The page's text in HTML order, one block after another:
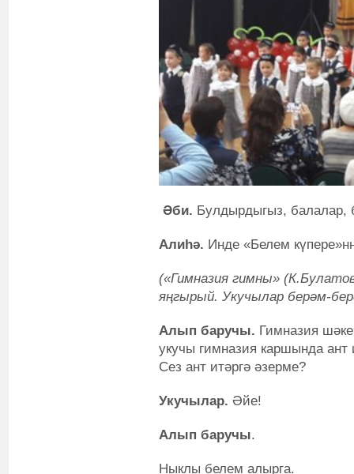
Әби. Булдырдыгыз, балалар,
Алиһә. Инде «Белем
(«Гимназия гимны»
яңгырый. Укучылар берәм-
Алып баручы. Гимназия
укучы гимназия каршында
Сез ант итәргә әзерме?
Укучылар. Әйе!
Алып баручы.
Ныклы белем алырга.